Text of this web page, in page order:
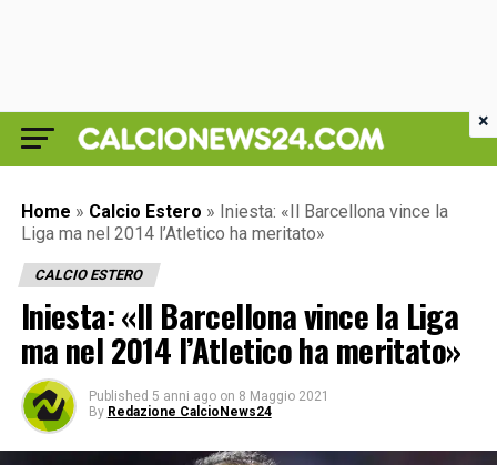
Home » Calcio Estero » Iniesta: «Il Barcellona vince la
Liga ma nel 2014 l’Atletico ha meritato»
CALCIO ESTERO
Iniesta: «Il Barcellona vince la Liga
ma nel 2014 l’Atletico ha meritato»
Published 5 anni ago on 8 Maggio 2021
By Redazione CalcioNews24
×